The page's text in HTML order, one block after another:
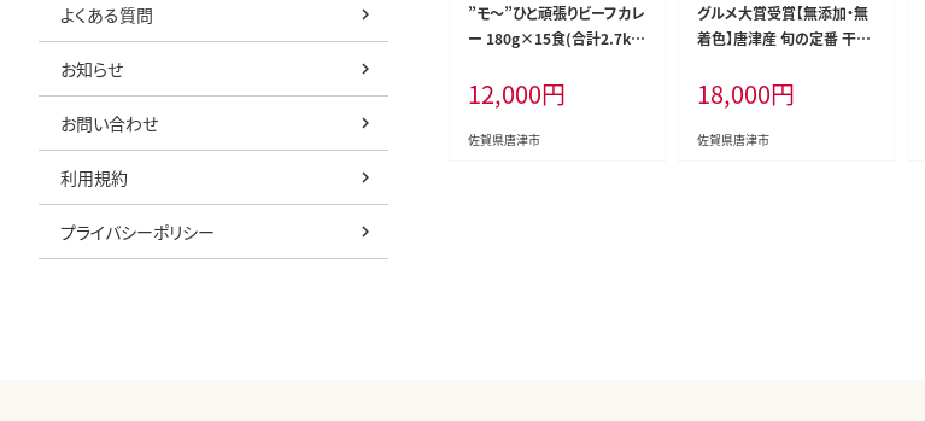
よくある質問
お知らせ
お問い合わせ
利用規約
プライバシーポリシー
”モ～”ひと頑張りビーフカレ
ー 180g×15食(合計2.7kg)
ー
12,000円
佐賀県唐津市
グルメ大賞受賞【無添加・無
着色】唐津産 旬の定番 干物
サバみりん 旬アジみりん 金
時鯛一夜干し(旬の白身魚干
物) 呼子イカ スルメイカ一
18,000円
佐賀県唐津市